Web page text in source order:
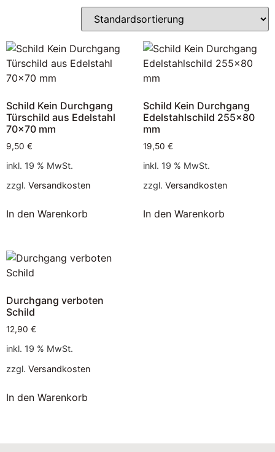
Schild Kein Durchgang
Türschild aus Edelstahl
70×70 mm
9,50 €
inkl. 19 % MwSt.
zzgl. Versandkosten
In den Warenkorb
Schild Kein Durchgang
Edelstahlschild 255×80
mm
19,50 €
inkl. 19 % MwSt.
zzgl. Versandkosten
In den Warenkorb
Durchgang verboten
Schild
12,90 €
inkl. 19 % MwSt.
zzgl. Versandkosten
In den Warenkorb